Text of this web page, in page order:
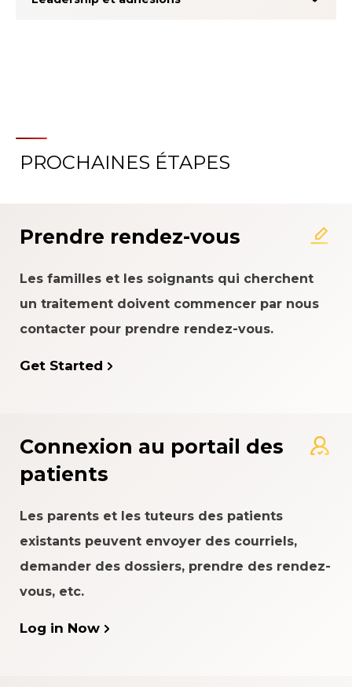
À propos du système
PROCHAINES ÉTAPES
Prendre rendez-vous
Les familles et les soignants qui cherchent
un traitement doivent commencer par nous
contacter pour prendre rendez-vous.
Get Started
Connexion au portail des
patients
Les parents et les tuteurs des patients
existants peuvent envoyer des courriels,
demander des dossiers, prendre des rendez-
vous, etc.
Log in Now